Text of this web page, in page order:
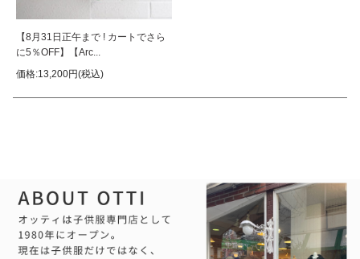
【8月31日正午まで ! カートでさら
に5％OFF】【Arc...
価格:13,200円(税込)